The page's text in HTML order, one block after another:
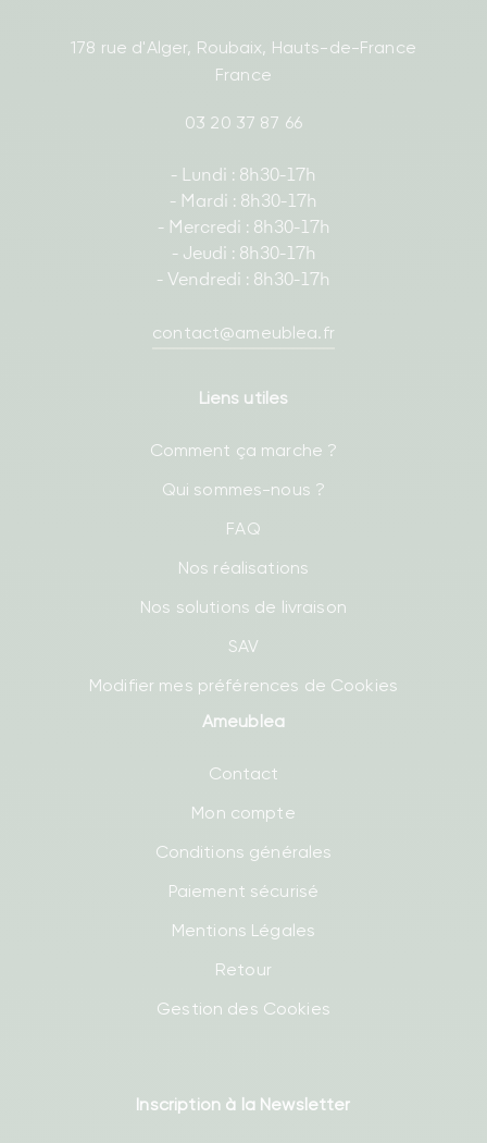
178 rue d'Alger, Roubaix, Hauts-de-France
France
03 20 37 87 66
- Lundi : 8h30-17h
- Mardi : 8h30-17h
- Mercredi : 8h30-17h
- Jeudi : 8h30-17h
- Vendredi : 8h30-17h
contact@ameublea.fr
Liens utiles
Comment ça marche ?
Qui sommes-nous ?
FAQ
Nos réalisations
Nos solutions de livraison
SAV
Modifier mes préférences de Cookies
Ameublea
Contact
Mon compte
Conditions générales
Paiement sécurisé
Mentions Légales
Retour
Gestion des Cookies
Inscription à la Newsletter